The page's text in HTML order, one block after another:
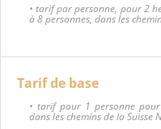
• tarif par personne, pour 2
à 8 personnes, dans les
Tarif de base
• tarif pour 1 personne pour
dans les chemins de la Suisse